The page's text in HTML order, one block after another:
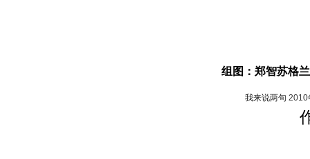
组图：郑智苏格
我来说两句 2010